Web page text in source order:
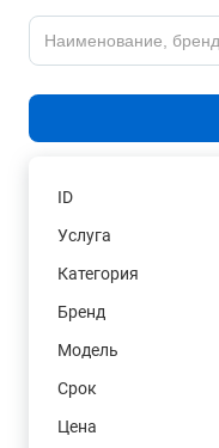
ID
Услуга
Категория
Бренд
Модель
Срок
Цена